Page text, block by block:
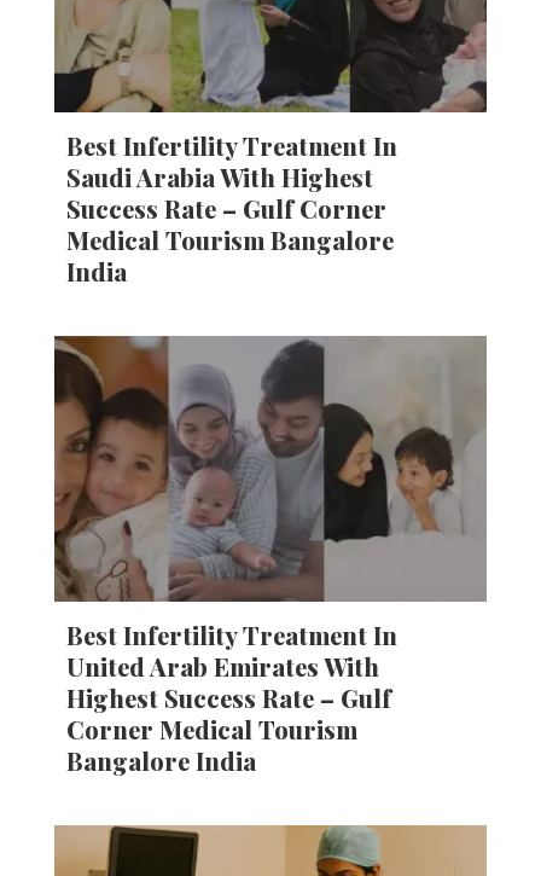
Best Infertility Treatment In
Saudi Arabia With Highest
Success Rate – Gulf Corner
Medical Tourism Bangalore
India
Best Infertility Treatment In
United Arab Emirates With
Highest Success Rate – Gulf
Corner Medical Tourism
Bangalore India